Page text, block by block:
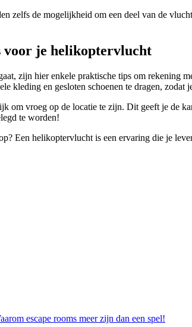
zelfs de mogelijkheid om een deel van de
voor je helikoptervlucht
zijn hier enkele praktische tips om rekening
kleding en gesloten schoenen te dragen, zodat
om vroeg op de locatie te zijn. Dit geeft je de
te worden!
Een helikoptervlucht is een ervaring die je
escape rooms meer zijn dan een spel!